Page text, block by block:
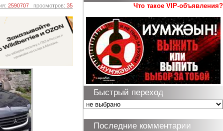
2590707 просмотров: 35 Что такое VIP-объявления?
Быстрый переход
Последние комментарии